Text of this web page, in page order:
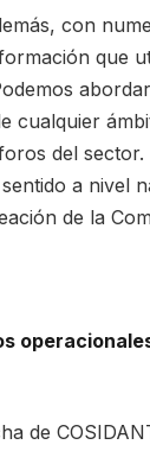
con
que
cualquier
del sector.
a nivel
de la
de